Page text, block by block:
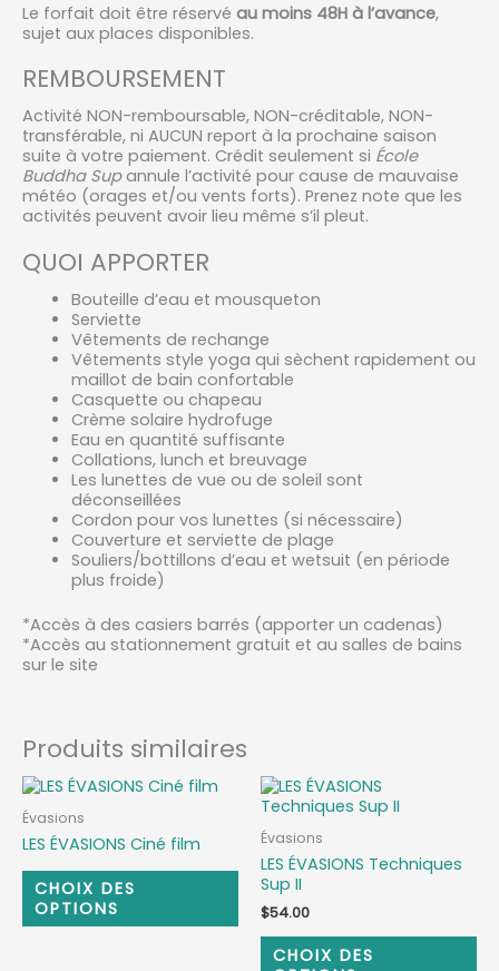
Le forfait doit être réservé au moins 48H à l’avance,
sujet aux places disponibles.
REMBOURSEMENT
Activité NON-remboursable, NON-créditable, NON-
transférable, ni AUCUN report à la prochaine saison
suite à votre paiement. Crédit seulement si École
Buddha Supannule l’activité pour cause de mauvaise
météo (orages et/ou vents forts). Prenez note que les
activités peuvent avoir lieu même s’il pleut.
QUOI APPORTER
Bouteille d’eau et mousqueton
Serviette
Vêtements de rechange
Vêtements style yoga qui sèchent rapidement ou
maillot de bain confortable
Casquette ou chapeau
Crème solaire hydrofuge
Eau en quantité suffisante
Collations, lunch et breuvage
Les lunettes de vue ou de soleil sont
déconseillées
Cordon pour vos lunettes (si nécessaire)
Couverture et serviette de plage
Souliers/bottillons d’eau et wetsuit (en période
plus froide)
*Accès à des casiers barrés (apporter un cadenas)
*Accès au stationnement gratuit et au salles de bains
sur le site
Produits similaires
Évasions
LES ÉVASIONS Ciné film
CHOIX DES
OPTIONS
produit
plusieurs
variations.
Les
options
peuvent
choisies
Évasions
LES ÉVASIONS Techniques
Sup II
$54.00
CHOIX DES